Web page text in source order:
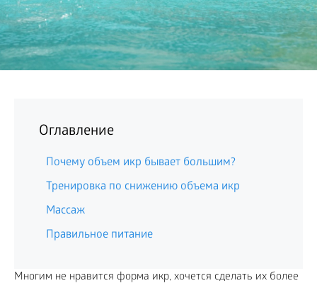
Оглавление
Почему объем икр бывает большим?
Тренировка по снижению объема икр
Массаж
Правильное питание
Многим не нравится форма икр, хочется сделать их более